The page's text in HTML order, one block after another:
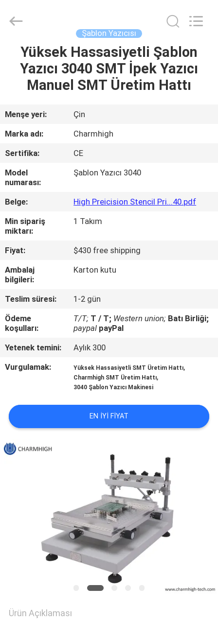
ÜRÜNLER
VIDEOLAR
FABRIKA
KALITE
BIZE
ULAŞIN
HABERLER
SHOPPING
ON
SITE
HARITASI
TECHNOLOGY
LIMITED.
Reserved.
Şablon Yazıcısı
Yüksek Hassasiyetli Şablon
Yazıcı 3040 SMT İpek Yazıcı
Manuel SMT Üretim Hattı
Menşe yeri:
Çin
Marka adı:
Charmhigh
Sertifika:
CE
Model
numarası:
Şablon Yazıcı 3040
Belge:
High Preicision Stencil Pri...40.pdf
Min sipariş
miktarı:
1 Takım
Fiyat:
$430 free shipping
Ambalaj
bilgileri:
Karton kutu
Teslim süresi:
1-2 gün
Ödeme
koşulları:
T/T; T / T; Western union; Batı Birliği;
paypal payPal
Yetenek temini:
Aylık 300
Vurgulamak:
Yüksek Hassasiyetli SMT Üretim Hattı,
Charmhigh SMT Üretim Hattı,
3040 Şablon Yazıcı Makinesi
EN IYI FIYAT
Ürün Açıklaması